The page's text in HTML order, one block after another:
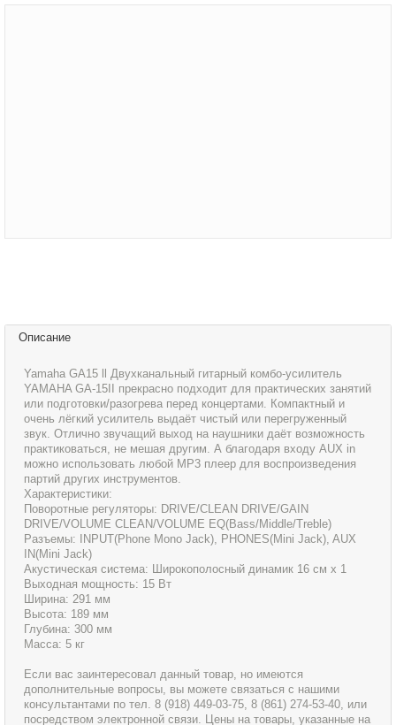
Описание
Yamaha GA15 ll Двухканальный гитарный комбо-усилитель
YAMAHA GA-15II прекрасно подходит для практических занятий
или подготовки/разогрева перед концертами. Компактный и
очень лёгкий усилитель выдаёт чистый или перегруженный
звук. Отлично звучащий выход на наушники даёт возможность
практиковаться, не мешая другим. А благодаря входу AUX in
можно использовать любой MP3 плеер для воспроизведения
партий других инструментов.
Характеристики:
Поворотные регуляторы: DRIVE/CLEAN DRIVE/GAIN
DRIVE/VOLUME CLEAN/VOLUME EQ(Bass/Middle/Treble)
Разъемы: INPUT(Phone Mono Jack), PHONES(Mini Jack), AUX
IN(Mini Jack)
Акустическая система: Широкополосный динамик 16 см x 1
Выходная мощность: 15 Вт
Ширина: 291 мм
Высота: 189 мм
Глубина: 300 мм
Масса: 5 кг
Если вас заинтересовал данный товар, но имеются
дополнительные вопросы, вы можете связаться с нашими
консультантами по тел. 8 (918) 449-03-75, 8 (861) 274-53-40, или
посредством электронной связи. Цены на товары, указанные на